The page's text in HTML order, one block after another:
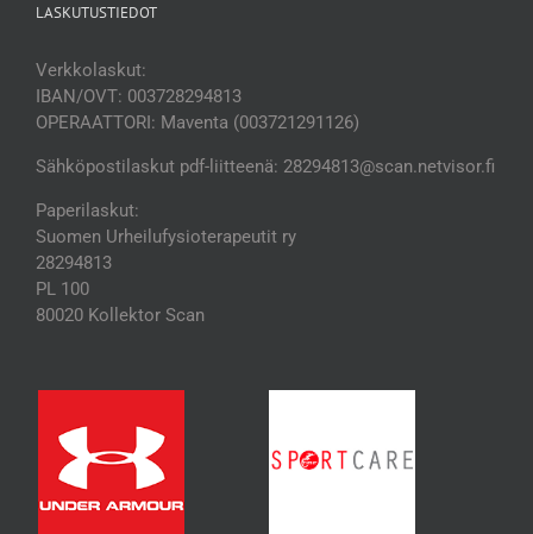
LASKUTUSTIEDOT
Verkkolaskut:
IBAN/OVT: 003728294813
OPERAATTORI: Maventa (003721291126)
Sähköpostilaskut pdf-liitteenä: 28294813@scan.netvisor.fi
Paperilaskut:
Suomen Urheilufysioterapeutit ry
28294813
PL 100
80020 Kollektor Scan